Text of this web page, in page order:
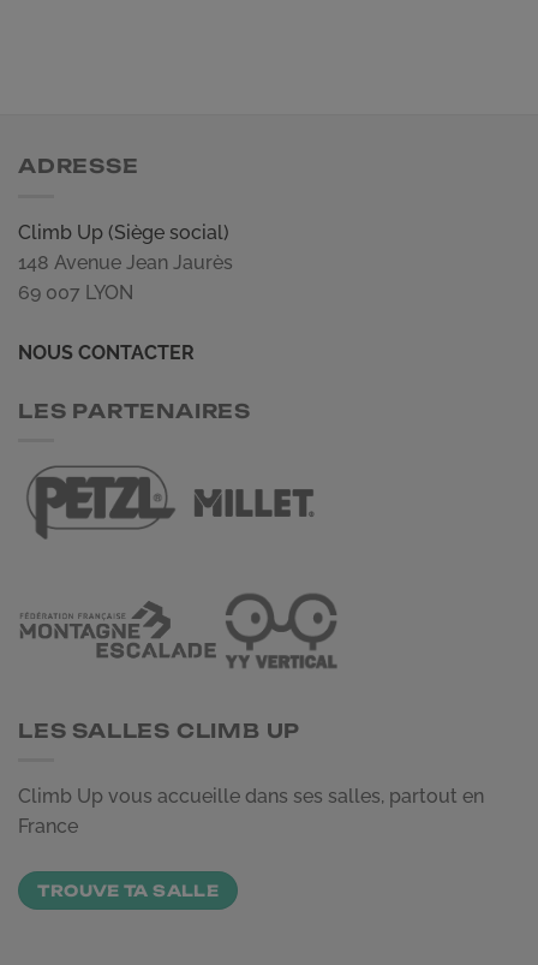
ADRESSE
Climb Up (Siège social)
148 Avenue Jean Jaurès
69 007 LYON
NOUS CONTACTER
LES PARTENAIRES
LES SALLES CLIMB UP
Climb Up vous accueille dans ses salles, partout en
France
TROUVE TA SALLE